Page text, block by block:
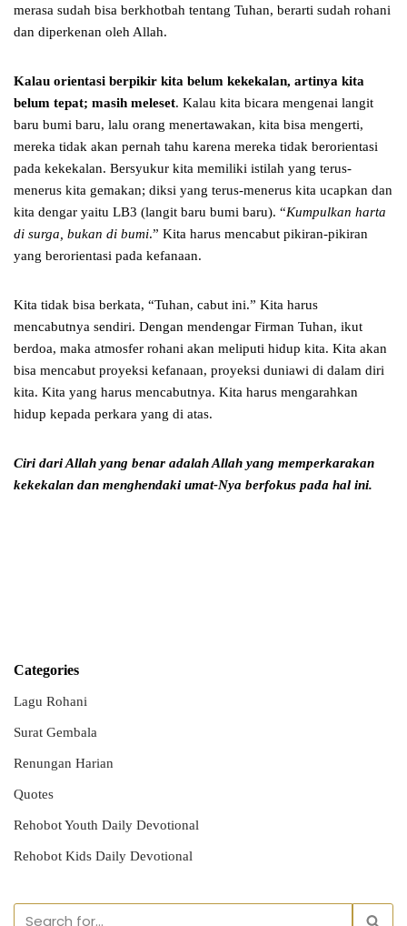
merasa sudah bisa berkhotbah tentang Tuhan, berarti sudah rohani
dan diperkenan oleh Allah.
Kalau orientasi berpikir kita belum kekekalan, artinya kita
belum tepat; masih meleset. Kalau kita bicara mengenai langit
baru bumi baru, lalu orang menertawakan, kita bisa mengerti,
mereka tidak akan pernah tahu karena mereka tidak berorientasi
pada kekekalan. Bersyukur kita memiliki istilah yang terus-
menerus kita gemakan; diksi yang terus-menerus kita ucapkan dan
kita dengar yaitu LB3 (langit baru bumi baru). “Kumpulkan harta
di surga, bukan di bumi.” Kita harus mencabut pikiran-pikiran
yang berorientasi pada kefanaan.
Kita tidak bisa berkata, “Tuhan, cabut ini.” Kita harus
mencabutnya sendiri. Dengan mendengar Firman Tuhan, ikut
berdoa, maka atmosfer rohani akan meliputi hidup kita. Kita akan
bisa mencabut proyeksi kefanaan, proyeksi duniawi di dalam diri
kita. Kita yang harus mencabutnya. Kita harus mengarahkan
hidup kepada perkara yang di atas.
Ciri dari Allah yang benar adalah Allah yang memperkarakan
kekekalan dan menghendaki umat-Nya berfokus pada hal ini.
Categories
Lagu Rohani
Surat Gembala
Renungan Harian
Quotes
Rehobot Youth Daily Devotional
Rehobot Kids Daily Devotional